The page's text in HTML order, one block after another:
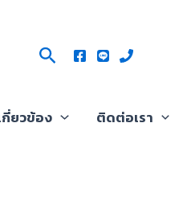
Search
ยวข้อง ติดต่อเรา